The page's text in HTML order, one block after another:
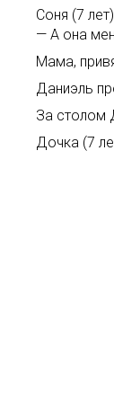
Соня (7
— А она
Мама,
Даниэль
За столом
Дочка (7